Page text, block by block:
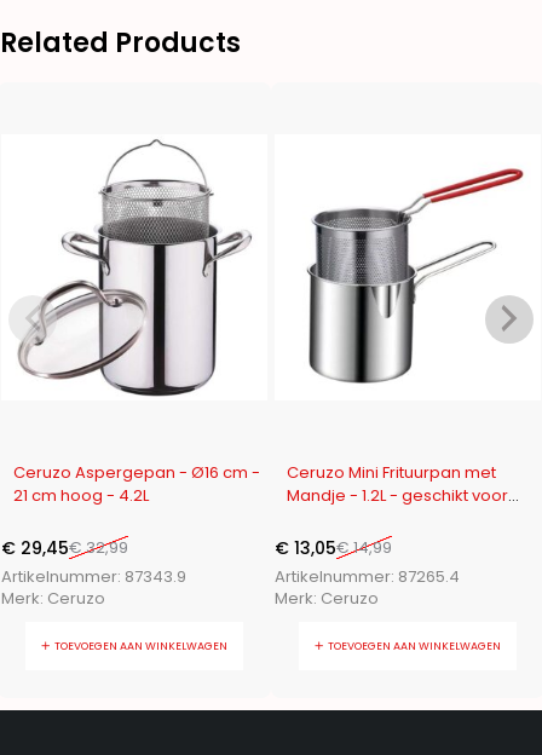
Related Products
Ceruzo Aspergepan - Ø16 cm -
21 cm hoog - 4.2L
€32,99
€ 29,45
Artikelnummer: 87343.9
Merk: Ceruzo
TOEVOEGEN AAN WINKELWAGEN
Ceruzo Mini Frituurpan met
Mandje - 1.2L - geschikt voor
€14,99
€ 13,05
Artikelnummer: 87265.4
Merk: Ceruzo
TOEVOEGEN AAN WINKELWAGEN